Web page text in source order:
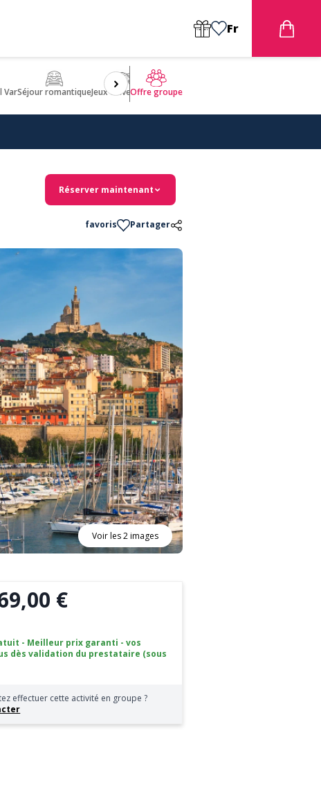
Fr
VarSéjour romantiqueJeux d'aventuresBien être
Offre groupe
Réserver maintenant
favoris Partager
Voir les 2 images
€
- Meilleur prix garanti - vos
dès validation du prestataire (sous
effectuer cette activité en groupe ?